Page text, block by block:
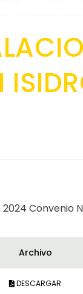
2024
Archivo
DESCARGAR